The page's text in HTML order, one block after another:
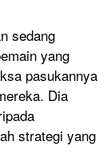
sedang
yang
pasukannya
Dia
strategi yang